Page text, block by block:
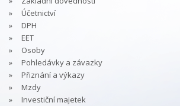
Účetnictví
DPH
EET
Osoby
Pohledávky a závazky
Přiznání a výkazy
Mzdy
Investiční majetek